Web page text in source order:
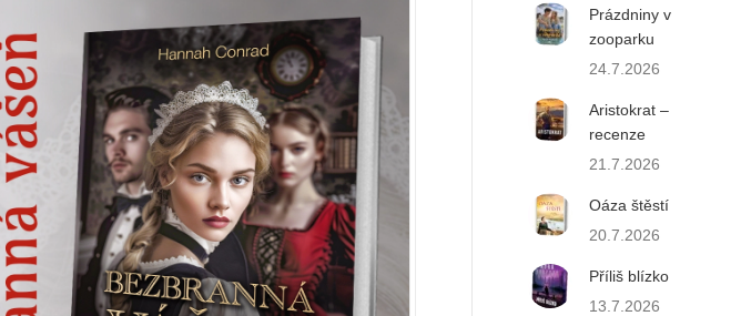
Prázdniny v
zooparku
24.7.2026
Aristokrat –
recenze
21.7.2026
Oáza štěstí
20.7.2026
Příliš blízko
13.7.2026